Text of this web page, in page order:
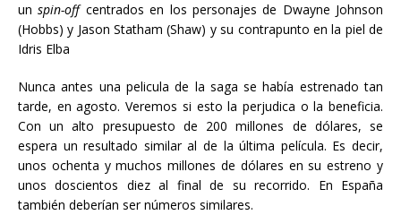
unspin-offcentrados en los personajes de Dwayne Johnson
(Hobbs) y Jason Statham (Shaw) y su contrapunto en la piel de
Idris Elba
Nunca antes una pelicula de la saga se había estrenado tan
tarde, en agosto. Veremos si esto la perjudica o la beneficia.
Con un alto presupuesto de 200 millones de dólares, se
espera un resultado similar al de la última película. Es decir,
unos ochenta y muchos millones de dólares en su estreno y
unos doscientos diez al final de su recorrido. En España
también deberían ser números similares.